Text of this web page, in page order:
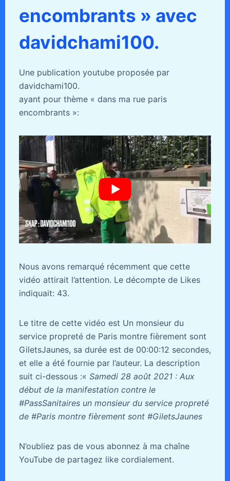
encombrants » avec
davidchami100.
Une publication youtube proposée par
davidchami100.
ayant pour thème « dans ma rue paris
encombrants »:
Nous avons remarqué récemment que cette
vidéo attirait l’attention. Le décompte de Likes
indiquait: 43.
Le titre de cette vidéo est Un monsieur du
service propreté de Paris montre fièrement sont
GiletsJaunes, sa durée est de 00:00:12 secondes,
et elle a été fournie par l’auteur. La description
suit ci-dessous :« Samedi 28 août 2021 : Aux
début de la manifestation contre le
#PassSanitaires un monsieur du service propreté
de #Paris montre fièrement sont #GiletsJaunes
N’oubliez pas de vous abonnez à ma chaîne
YouTube de partagez like cordialement.